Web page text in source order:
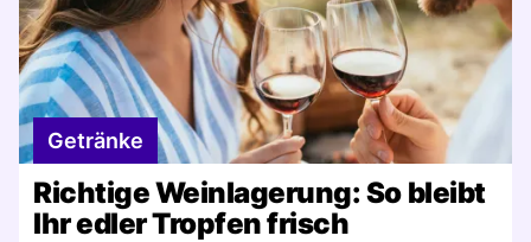
Getränke
Richtige Weinlagerung: So bleibt
Ihr edler Tropfen frisch